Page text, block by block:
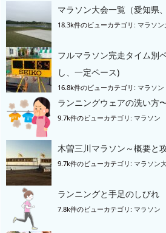
マラソン大会一覧（愛知県
18.3k件のビューカテゴリ: マラソン
フルマラソン完走タイム別
し、一定ペース)
16.8k件のビューカテゴリ: マラソン
ランニングウェアの洗い方
9.7k件のビューカテゴリ: マラソン
木曽三川マラソン～概要と
9.7k件のビューカテゴリ: マラソン
ランニングと手足のしびれ
7.8k件のビューカテゴリ: マラソン